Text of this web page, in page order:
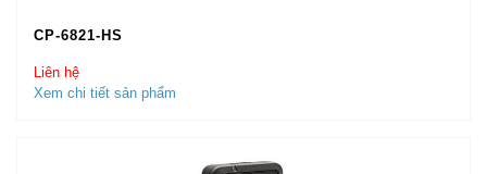
CP-6821-HS
Liên hệ
Xem chi tiết sản phẩm